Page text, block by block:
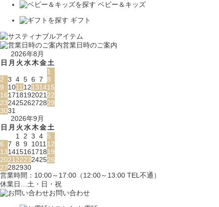
ベビー＆キッズ
ギフト
営業日時のご案内
2026年8月
日 月 火水木金土
1
2 3 4 5 6 7 8
9
101112131415
16171819202122
23242526272829
3031
2026年9月
日 月 火水木金土
1 2 3 4 5
6 7 8 9 101112
13141516171819
20212223242526
27282930
営業時間：10:00～17:00（12:00～13:00 TEL不通）
休業日…土・日・祝
お問い合わせ